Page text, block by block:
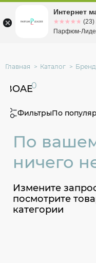
Омск
Главная Каталог
BOAE0
ФильтрыПо
По
ничего
Измените
посмотрите
категории
Интернет
☆☆☆☆☆
★★★★★ (23)
Парфюм-